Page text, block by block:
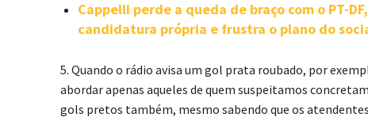
Cappelli perde a queda de braço com o PT-
candidatura própria e frustra o plano do
5. Quando o rádio avisa um gol prata roubado, por
abordar apenas aqueles de quem suspeitamos
gols pretos também, mesmo sabendo que os